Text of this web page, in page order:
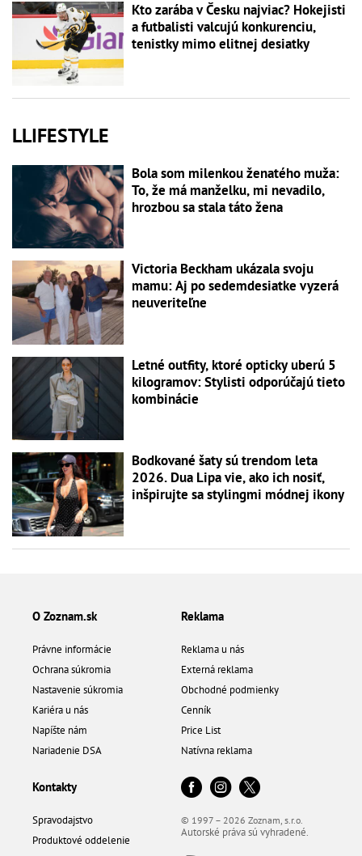
Kto zarába v Česku najviac? Hokejisti
a futbalisti valcujú konkurenciu,
tenistky mimo elitnej desiatky
LLIFESTYLE
Bola som milenkou ženatého muža:
To, že má manželku, mi nevadilo,
hrozbou sa stala táto žena
Victoria Beckham ukázala svoju
mamu: Aj po sedemdesiatke vyzerá
neuveriteľne
Letné outfity, ktoré opticky uberú 5
kilogramov: Stylisti odporúčajú tieto
kombinácie
Bodkované šaty sú trendom leta
2026. Dua Lipa vie, ako ich nosiť,
inšpirujte sa stylingmi módnej ikony
O Zoznam.sk
Právne informácie
Ochrana súkromia
Nastavenie súkromia
Kariéra u nás
Napíšte nám
Nariadenie DSA
Reklama
Reklama u nás
Externá reklama
Obchodné podmienky
Cenník
Price List
Natívna reklama
Kontakty
Spravodajstvo
Produktové oddelenie
© 1997 – 2026 Zoznam, s.r.o.
Autorské práva sú vyhradené.